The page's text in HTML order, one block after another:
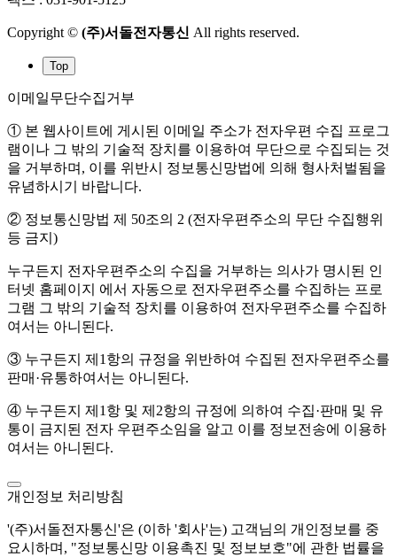
Copyright © (주)서돌전자통신 All rights reserved.
Top
이메일무단수집거부
① 본 웹사이트에 게시된 이메일 주소가 전자우편 수집 프로그
램이나 그 밖의 기술적 장치를 이용하여 무단으로 수집되는 것
을 거부하며, 이를 위반시 정보통신망법에 의해 형사처벌됨을
유념하시기 바랍니다.
② 정보통신망법 제 50조의 2 (전자우편주소의 무단 수집행위
등 금지)
누구든지 전자우편주소의 수집을 거부하는 의사가 명시된 인
터넷 홈페이지 에서 자동으로 전자우편주소를 수집하는 프로
그램 그 밖의 기술적 장치를 이용하여 전자우편주소를 수집하
여서는 아니된다.
③ 누구든지 제1항의 규정을 위반하여 수집된 전자우편주소를
판매·유통하여서는 아니된다.
④ 누구든지 제1항 및 제2항의 규정에 의하여 수집·판매 및 유
통이 금지된 전자 우편주소임을 알고 이를 정보전송에 이용하
여서는 아니된다.
개인정보 처리방침
'(주)서돌전자통신'은 (이하 '회사'는) 고객님의 개인정보를 중
요시하며, "정보통신망 이용촉진 및 정보보호"에 관한 법률을